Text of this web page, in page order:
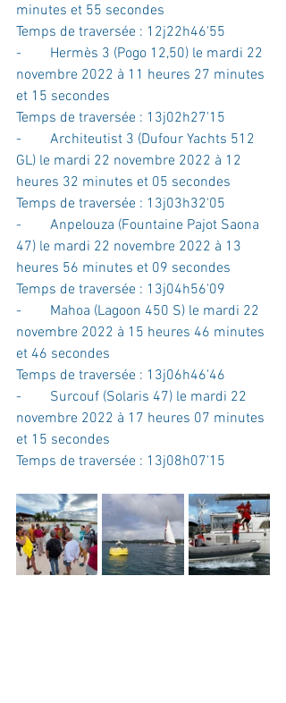
minutes et 55 secondes
Temps de traversée : 12j22h46'55
-        Hermès 3 (Pogo 12,50) le mardi 22
novembre 2022 à 11 heures 27 minutes
et 15 secondes
Temps de traversée : 13j02h27'15
-        Architeutist 3 (Dufour Yachts 512
GL) le mardi 22 novembre 2022 à 12
heures 32 minutes et 05 secondes
Temps de traversée : 13j03h32'05
-        Anpelouza (Fountaine Pajot Saona
47) le mardi 22 novembre 2022 à 13
heures 56 minutes et 09 secondes
Temps de traversée : 13j04h56'09
-        Mahoa (Lagoon 450 S) le mardi 22
novembre 2022 à 15 heures 46 minutes
et 46 secondes
Temps de traversée : 13j06h46'46
-        Surcouf (Solaris 47) le mardi 22
novembre 2022 à 17 heures 07 minutes
et 15 secondes
Temps de traversée : 13j08h07'15